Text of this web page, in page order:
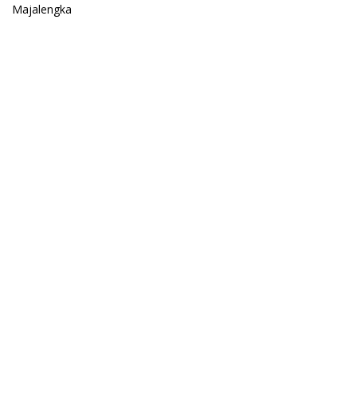
Majalengka